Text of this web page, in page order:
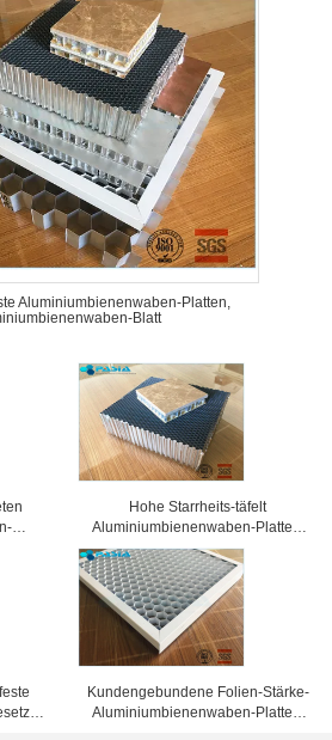
Aluminiumbienenwaben-Platten,
Blatt
Hohe Starrheits-täfelt
Aluminiumbienenwaben-Platten,
Wabenkern 25 Millimeter Stärke-
Kundengebundene Folien-Stärke-
Aluminiumbienenwaben-Platten,